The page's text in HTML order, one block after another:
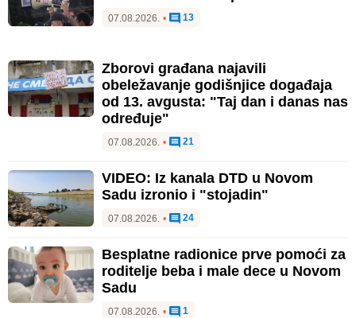
07.08.2026. • 13
Zborovi građana najavili
obeležavanje godišnjice događaja
od 13. avgusta: "Taj dan i danas nas
određuje"
07.08.2026. • 21
VIDEO: Iz kanala DTD u Novom
Sadu izronio i "stojadin"
07.08.2026. • 24
Besplatne radionice prve pomoći za
roditelje beba i male dece u Novom
Sadu
07.08.2026. • 1